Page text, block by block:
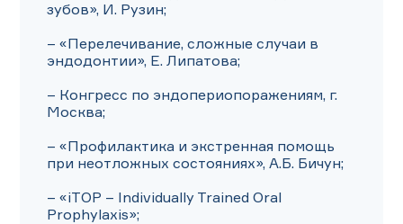
зубов», И. Рузин;
– «Перелечивание, сложные случаи в
эндодонтии», Е. Липатова;
– Конгресс по эндопериопоражениям, г.
Москва;
– «Профилактика и экстренная помощь
при неотложных состояниях», А.Б. Бичун;
– «iTOP – Individually Trained Oral
Prophylaxis»;